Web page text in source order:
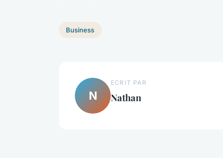
Business
N
ECRIT PAR
Nathan